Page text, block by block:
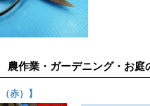
農作業・ガーデニング・お
赤） 】